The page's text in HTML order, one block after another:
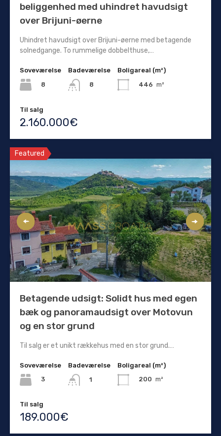
beliggenhed med uhindret havudsigt
over Brijuni-øerne
Uhindret havudsigt over Brijuni-øerne med betagende
solnedgange. To rummelige dobbelthuse,…
Soveværelse
8
Badeværelse
8
Boligareal (m²)
446 m²
Til salg
2.160.000€
Featured
Betagende udsigt: Solidt hus med egen
bæk og panoramaudsigt over Motovun
og en stor grund
Til salg er et unikt rækkehus med en stor grund.…
Soveværelse
3
Badeværelse
1
Boligareal (m²)
200 m²
Til salg
189.000€